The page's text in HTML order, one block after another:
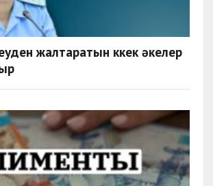
жалтаратын көкек әкелер